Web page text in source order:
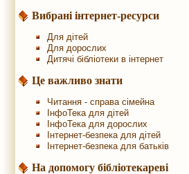
Вибрані інтернет-ресурси
Для дітей
Для дорослих
Дитячі бібліотеки в інтернет
Це важливо знати
Читання - справа сімейна
ІнфоТека для дітей
ІнфоТека для дорослих
Інтернет-безпека для дітей
Інтернет-безпека для батьків
На допомогу бібліотекареві